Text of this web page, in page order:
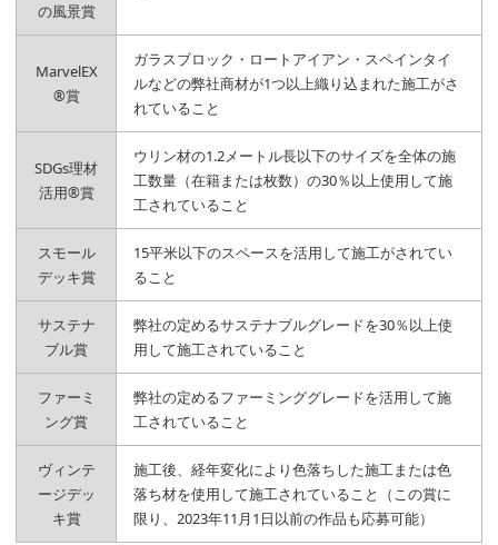
の風景賞
MarvelEX
®賞
ガラスブロック・ロートアイアン・スペインタイ
ルなどの弊社商材が1つ以上織り込まれた施工がさ
れていること
SDGs理材
活用®賞
ウリン材の1.2メートル長以下のサイズを全体の施
工数量（在籍または枚数）の30％以上使用して施
工されていること
スモール
デッキ賞
15平米以下のスペースを活用して施工がされてい
ること
サステナ
ブル賞
弊社の定めるサステナブルグレードを30％以上使
用して施工されていること
ファーミ
ング賞
弊社の定めるファーミンググレードを活用して施
工されていること
ヴィンテ
ージデッ
キ賞
施工後、経年変化により色落ちした施工または色
落ち材を使用して施工されていること（この賞に
限り、2023年11月1日以前の作品も応募可能）